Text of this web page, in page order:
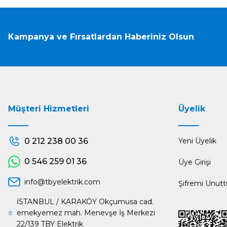
Kampanya ve Fırsatlardan Haberiniz Olsun
Müşteri Hizmetleri
0 212 238 00 36
0 546 259 01 36
info@tbyelektrik.com
İSTANBUL / KARAKÖY Okçumusa cad.
emekyemez mah. Menevşe İş Merkezi
22/139 TBY Elektrik
Üyelik
Yeni Üyelik
Üye Girişi
Şifremi